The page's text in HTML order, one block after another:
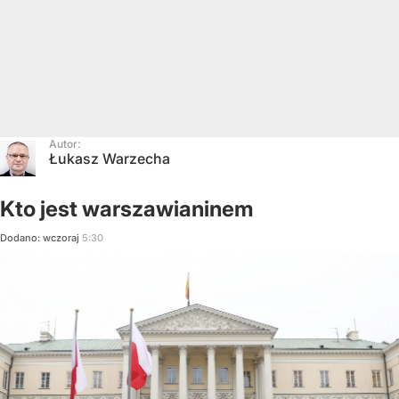
Autor:
Łukasz Warzecha
Kto jest warszawianinem
Dodano: wczoraj 5:30